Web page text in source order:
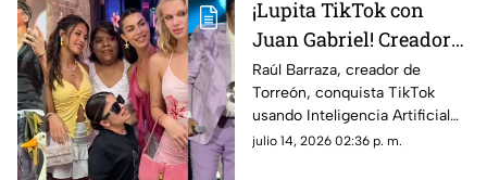
¡Lupita TikTok con
Juan Gabriel! Creador
lagunero es VIRAL en
TikTok con videos
hiperrealistas de IA
Raúl Barraza, creador de
Torreón, conquista TikTok
usando Inteligencia Artificial
para crear videos virales de
julio 14, 2026 02:36 p. m.